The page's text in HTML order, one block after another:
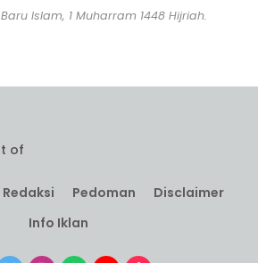
Islam, 1 Muharram 1448 Hijriah.
of
Redaksi Pedoman
Disclaimer
Info Iklan